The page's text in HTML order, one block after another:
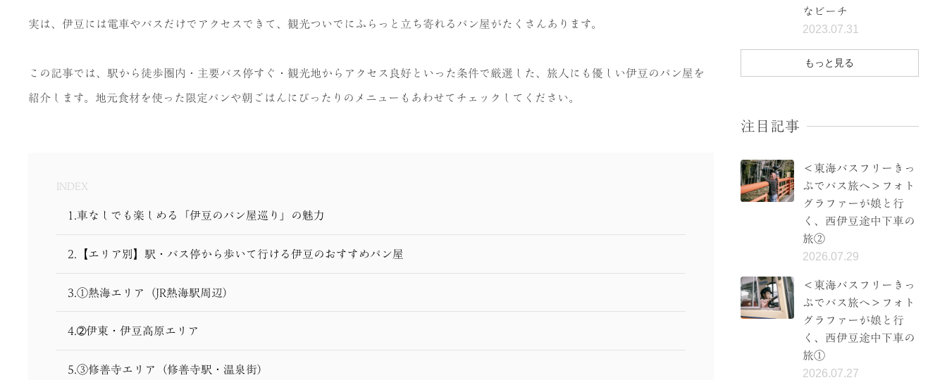
実は、伊豆には電車やバスだけでアクセスできて、観光ついでにふらっと立ち寄れるパン屋がたくさんあります。
この記事では、駅から徒歩圏内・主要バス停すぐ・観光地からアクセス良好といった条件で厳選した、旅人にも優しい伊豆のパン屋を
紹介します。地元食材を使った限定パンや朝ごはんにぴったりのメニューもあわせてチェックしてください。
INDEX
1.車なしでも楽しめる「伊豆のパン屋巡り」の魅力
2.【エリア別】駅・バス停から歩いて行ける伊豆のおすすめパン屋
3.①熱海エリア（JR熱海駅周辺）
4.➁伊東・伊豆高原エリア
5.③修善寺エリア（修善寺駅・温泉街）
なビーチ
2023.07.31
もっと見る
注目記事
＜東海バスフリーきっ
ぷでバス旅へ＞フォト
グラファーが娘と行
く、西伊豆途中下車の
旅②
2026.07.29
＜東海バスフリーきっ
ぷでバス旅へ＞フォト
グラファーが娘と行
く、西伊豆途中下車の
旅①
2026.07.27